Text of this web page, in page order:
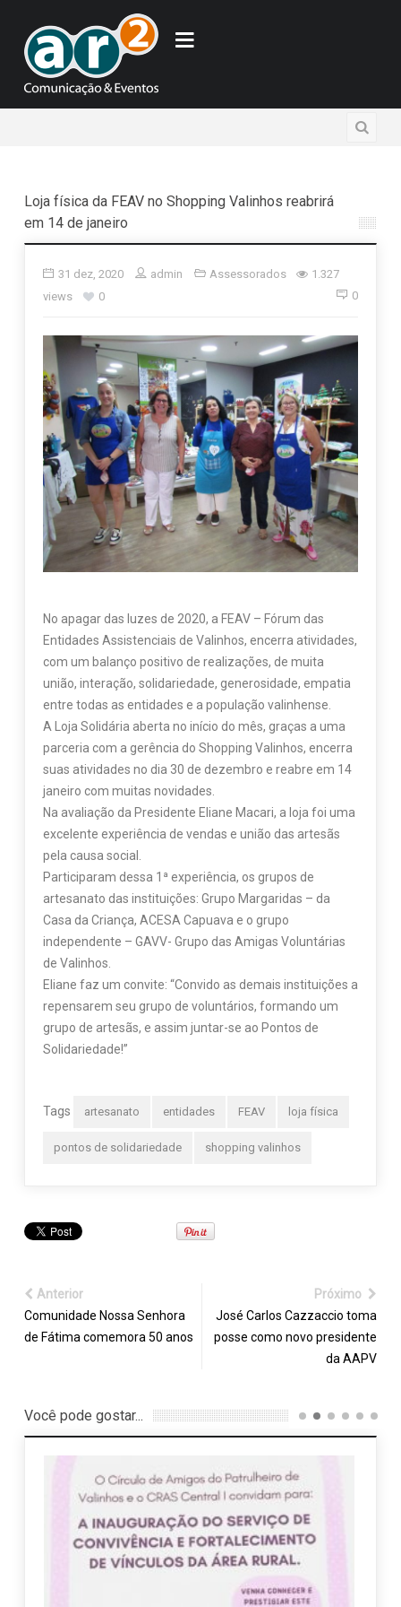
Loja física da FEAV no Shopping Valinhos reabrirá
em 14 de janeiro
31 dez, 2020 admin Assessorados
1.327
views
0 0
No apagar das luzes de 2020, a FEAV – Fórum das
Entidades Assistenciais de Valinhos, encerra atividades,
com um balanço positivo de realizações, de muita
união, interação, solidariedade, generosidade, empatia
entre todas as entidades e a população valinhense.
A Loja Solidária aberta no início do mês, graças a uma
parceria com a gerência do Shopping Valinhos, encerra
suas atividades no dia 30 de dezembro e reabre em 14
janeiro com muitas novidades.
Na avaliação da Presidente Eliane Macari, a loja foi uma
excelente experiência de vendas e união das artesãs
pela causa social.
Participaram dessa 1ª experiência, os grupos de
artesanato das instituições: Grupo Margaridas – da
Casa da Criança, ACESA Capuava e o grupo
independente – GAVV- Grupo das Amigas Voluntárias
de Valinhos.
Eliane faz um convite: “Convido as demais instituições a
repensarem seu grupo de voluntários, formando um
grupo de artesãs, e assim juntar-se ao Pontos de
Solidariedade!”
Tags artesanato entidades FEAV loja física
pontos de solidariedade shopping valinhos
Anterior
Comunidade Nossa Senhora
de Fátima comemora 50 anos
Próximo
José Carlos Cazzaccio toma
posse como novo presidente
da AAPV
Você pode gostar...